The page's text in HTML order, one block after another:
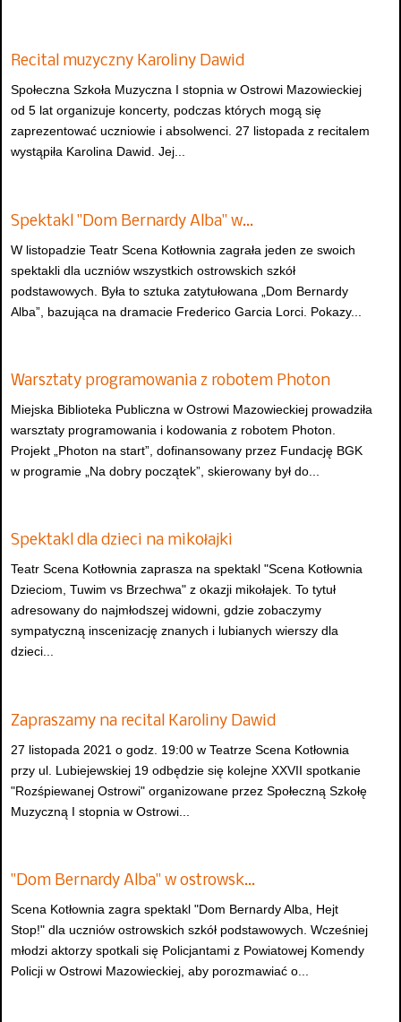
Recital muzyczny Karoliny Dawid
Społeczna Szkoła Muzyczna I stopnia w Ostrowi Mazowieckiej
od 5 lat organizuje koncerty, podczas których mogą się
zaprezentować uczniowie i absolwenci. 27 listopada z recitalem
wystąpiła Karolina Dawid. Jej...
Spektakl "Dom Bernardy Alba" w…
W listopadzie Teatr Scena Kotłownia zagrała jeden ze swoich
spektakli dla uczniów wszystkich ostrowskich szkół
podstawowych. Była to sztuka zatytułowana „Dom Bernardy
Alba”, bazująca na dramacie Frederico Garcia Lorci. Pokazy...
Warsztaty programowania z robotem Photon
Miejska Biblioteka Publiczna w Ostrowi Mazowieckiej prowadziła
warsztaty programowania i kodowania z robotem Photon.
Projekt „Photon na start”, dofinansowany przez Fundację BGK
w programie „Na dobry początek”, skierowany był do...
Spektakl dla dzieci na mikołajki
Teatr Scena Kotłownia zaprasza na spektakl "Scena Kotłownia
Dzieciom, Tuwim vs Brzechwa" z okazji mikołajek. To tytuł
adresowany do najmłodszej widowni, gdzie zobaczymy
sympatyczną inscenizację znanych i lubianych wierszy dla
dzieci...
Zapraszamy na recital Karoliny Dawid
27 listopada 2021 o godz. 19:00 w Teatrze Scena Kotłownia
przy ul. Lubiejewskiej 19 odbędzie się kolejne XXVII spotkanie
"Rozśpiewanej Ostrowi" organizowane przez Społeczną Szkołę
Muzyczną I stopnia w Ostrowi...
"Dom Bernardy Alba" w ostrowsk…
Scena Kotłownia zagra spektakl "Dom Bernardy Alba, Hejt
Stop!" dla uczniów ostrowskich szkół podstawowych. Wcześniej
młodzi aktorzy spotkali się Policjantami z Powiatowej Komendy
Policji w Ostrowi Mazowieckiej, aby porozmawiać o...